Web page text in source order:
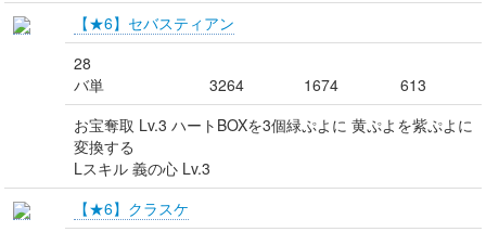
【★6】セバスティアン
28
バ単
3264 1674
613
お宝奪取 Lv.3 ハートBOXを3個緑ぷよに 黄ぷよを紫ぷよに
変換する
Lスキル 義の心 Lv.3
【★6】クラスケ